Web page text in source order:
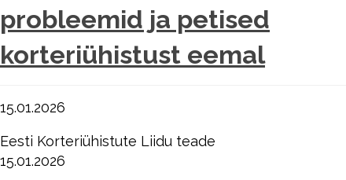
probleemid ja petised
korteriühistust eemal
15.01.2026
Eesti Korteriühistute Liidu teade
15.01.2026